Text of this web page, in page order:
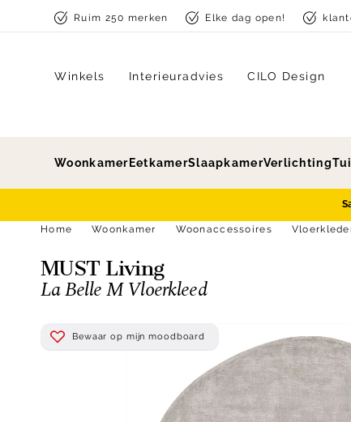
Skip to contentRuim 250 merken Elke dag open!
Winkels Interieuradvies CILO Design
Woonkamer EetkamerSlaapkamerVerlichting
Home
Woonkamer Woonaccessoires
MUST Living
La Belle M Vloerkleed
Bewaar op mijn moodboard